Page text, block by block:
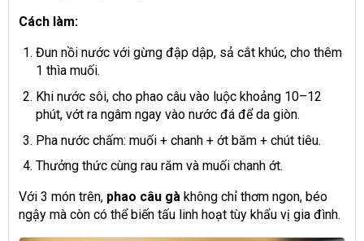
Cách làm:
Đun nồi nước với gừng đập dập, sả cắt khúc, cho thêm
1 thìa muối.
Khi nước sôi, cho phao câu vào luộc khoảng 10–12
phút, vớt ra ngâm ngay vào nước đá để da giòn.
Pha nước chấm: muối + chanh + ớt băm + chút tiêu.
Thưởng thức cùng rau răm và muối chanh ớt.
Với 3 món trên, phao câu gà không chỉ thơm ngon, béo
ngậy mà còn có thể biến tấu linh hoạt tùy khẩu vị gia đình.